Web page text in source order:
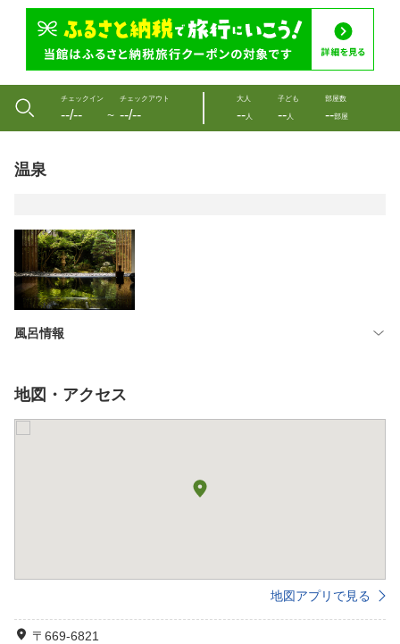
チェックイン
--/-- 〜
チェックアウト
--/--
大人
--人
子ども
--人
部屋数
--部屋
温泉
風呂情報
地図・アクセス
地図アプリで見る
〒669-6821